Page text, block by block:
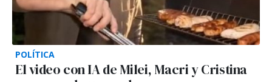
POLÍTICA
El video con IA de Milei, Macri y Cristina